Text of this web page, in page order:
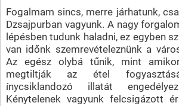
Fogalmam sincs, merre járhatunk,
Dzsajpurban vagyunk. A nagy
lépésben tudunk haladni, ez egyben
van időnk szemrevételeznünk a
Az egész olybá tűnik, mint
megtiltják az étel
ínycsiklandozó illatát
Kénytelenek vagyunk felcsigázott